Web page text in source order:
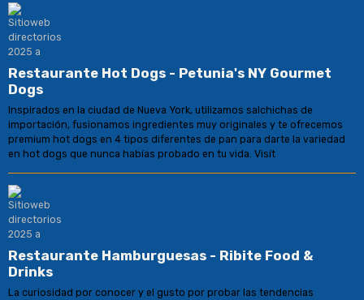
Restaurante Hot Dogs - Petunia's NY Gourmet
Dogs
Inspirados en la ciudad de Nueva York, utilizamos salchichas de
importación, fusionamos ingredientes muy originales y te ofrecemos
premium hot dogs en 4 tipos diferentes de pan para darte la variedad
en hot dogs que nunca habías probado en tu vida. Visít
Restaurante Hamburguesas - Ribite Food &
Drinks
La curiosidad por conocer y el gusto por probar las tendencias